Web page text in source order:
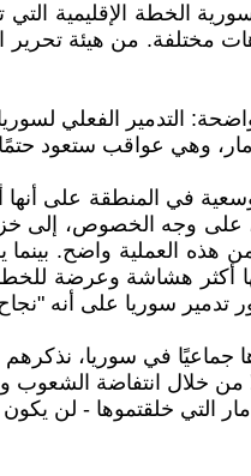
الخطة الإقليمية
من هيئة تحرير
التدمير الفعلي
وهي عواقب ستعود
في المنطقة على
على وجه الخصوص، إلى
هذه العملية واضح.
أكثر هشاشة وعرضة
تدمير سوريا على أنه
جماعيًا في سوريا،
من خلال انتفاضة
خلقتموها - لن يكون